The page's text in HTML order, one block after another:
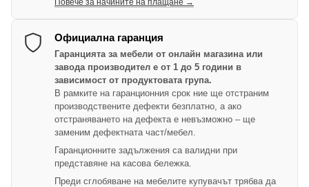
Официална гаранция
Гаранцията за мебели от онлайн магазина или
завода производител е от 1 до 5 години в
зависимост от продуктовата група.
В рамките на гаранционния срок ние ще отстраним
производствените дефекти безплатно, а ако
отстраняването на дефекта е невъзможно – ще
заменим дефектната част/мебел.
Гаранционните задължения са валидни при
представяне на касова бележка.
Преди сглобяване на мебелите купувачът трябва да